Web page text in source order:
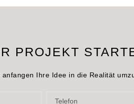
PROJEKT
Ihre Idee in die Realität